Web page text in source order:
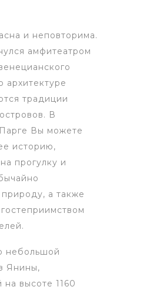
и неповторима.
амфитеатром
архитектуре
традиции
В
Вы можете
историю,
прогулку и
а также
небольшой
Янины,
высоте 1160